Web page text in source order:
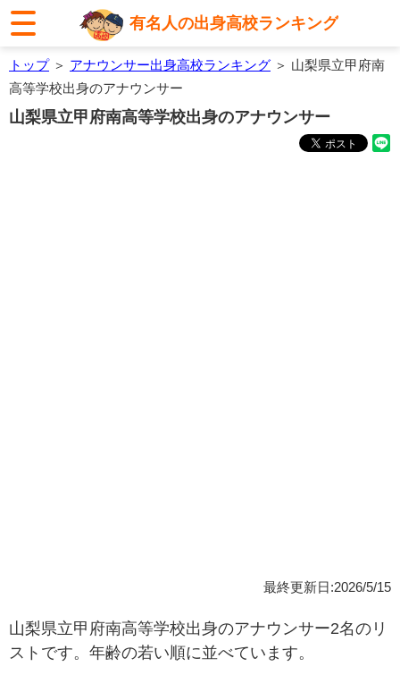
有名人の出身高校ランキング
トップ＞ アナウンサー出身高校ランキング ＞ 山梨県立甲府南
高等学校出身のアナウンサー
山梨県立甲府南高等学校出身のアナウンサー
最終更新日:2026/5/15
山梨県立甲府南高等学校出身のアナウンサー2名のリ
ストです。年齢の若い順に並べています。